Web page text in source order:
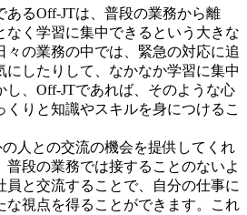
あるOff-JTは、普段の業務から離
なく学習に集中できる という大きな
々の業務の中では、緊急の対応に追
にしたりして、なかなか学習に集中
し、Off-JTであれば、そのような心
りと知識やスキルを身につけるこ
人との交流の機会を提供してくれ
普段の業務では接することのないよ
員と交流することで、自分の仕事に
な視点を得ることができます。これ